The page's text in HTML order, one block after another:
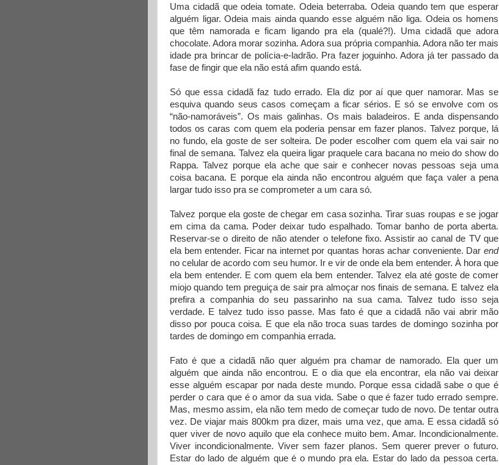
Uma cidadã que odeia tomate. Odeia beterraba. Odeia quando tem que esperar
alguém ligar. Odeia mais ainda quando esse alguém não liga. Odeia os homens
que têm namorada e ficam ligando pra ela (qualé?!). Uma cidadã que adora
chocolate. Adora morar sozinha. Adora sua própria companhia. Adora não ter mais
idade pra brincar de polícia-e-ladrão. Pra fazer joguinho. Adora já ter passado da
fase de fingir que ela não está afim quando está.
Só que essa cidadã faz tudo errado. Ela diz por aí que quer namorar. Mas se
esquiva quando seus casos começam a ficar sérios. E só se envolve com os
“não-namoráveis”. Os mais galinhas. Os mais baladeiros. E anda dispensando
todos os caras com quem ela poderia pensar em fazer planos. Talvez porque, lá
no fundo, ela goste de ser solteira. De poder escolher com quem ela vai sair no
final de semana. Talvez ela queira ligar praquele cara bacana no meio do show do
Rappa. Talvez porque ela ache que sair e conhecer novas pessoas seja uma
coisa bacana. E porque ela ainda não encontrou alguém que faça valer a pena
largar tudo isso pra se comprometer a um cara só.
Talvez porque ela goste de chegar em casa sozinha. Tirar suas roupas e se jogar
em cima da cama. Poder deixar tudo espalhado. Tomar banho de porta aberta.
Reservar-se o direito de não atender o telefone fixo. Assistir ao canal de TV que
ela bem entender. Ficar na internet por quantas horas achar conveniente. Dar end
no celular de acordo com seu humor. Ir e vir de onde ela bem entender. À hora que
ela bem entender. E com quem ela bem entender. Talvez ela até goste de comer
miojo quando tem preguiça de sair pra almoçar nos finais de semana. E talvez ela
prefira a companhia do seu passarinho na sua cama. Talvez tudo isso seja
verdade. E talvez tudo isso passe. Mas fato é que a cidadã não vai abrir mão
disso por pouca coisa. E que ela não troca suas tardes de domingo sozinha por
tardes de domingo em companhia errada.
Fato é que a cidadã não quer alguém pra chamar de namorado. Ela quer um
alguém que ainda não encontrou. E o dia que ela encontrar, ela não vai deixar
esse alguém escapar por nada deste mundo. Porque essa cidadã sabe o que é
perder o cara que é o amor da sua vida. Sabe o que é fazer tudo errado sempre.
Mas, mesmo assim, ela não tem medo de começar tudo de novo. De tentar outra
vez. De viajar mais 800km pra dizer, mais uma vez, que ama. E essa cidadã só
quer viver de novo aquilo que ela conhece muito bem. Amar. Incondicionalmente.
Viver incondicionalmente. Viver sem fazer planos. Sem querer prever o futuro.
Estar do lado de alguém que é o mundo pra ela. Estar do lado da pessoa certa.